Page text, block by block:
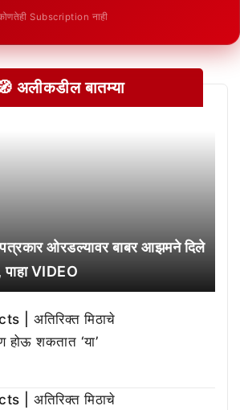
Subscription नाही
अलीकडील बातम्या
ओरडल्यावर बाबर आझमने दिले
VIDEO
| अतिरिक्त मिठाचे
होऊ शकतात ‘या’
| अतिरिक्त मिठाचे